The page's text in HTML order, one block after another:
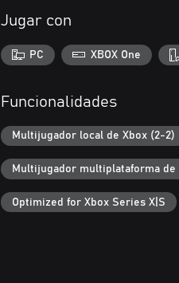
Jugar con
PC XBOX One
Funcionalidades
Multijugador local de Xbox (2-2)
Multijugador multiplataforma de
Optimized for Xbox Series X|S